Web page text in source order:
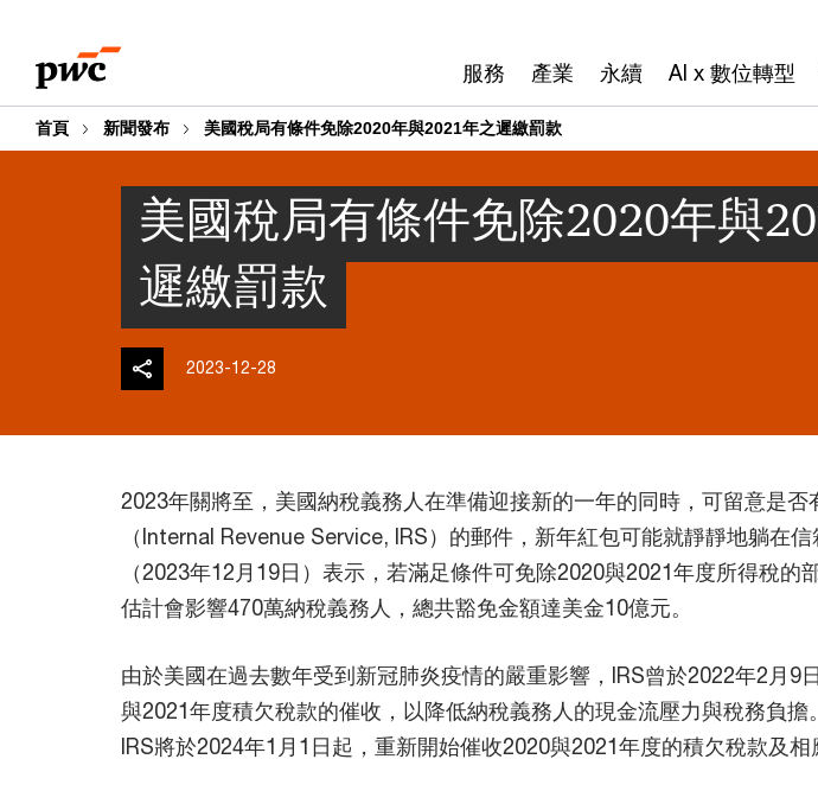
content
footer
服務 產業 永續 AI x 數位轉型
首頁 新聞發布 美國稅局有條件免除2020年與2021年之遲繳罰款
美國稅局有條件免除2020年與
遲繳罰款
2023-12-28
2023年關將至，美國納稅義務人在準備迎接新的一年的同時，可留意是否
（Internal Revenue Service, IRS）的郵件，新年紅包可能就靜靜地躺在
（2023年12月19日）表示，若滿足條件可免除2020與2021年度所得稅的
估計會影響470萬納稅義務人，總共豁免金額達美金10億元。
由於美國在過去數年受到新冠肺炎疫情的嚴重影響，IRS曾於2022年2月9
與2021年度積欠稅款的催收，以降低納稅義務人的現金流壓力與稅務負擔
IRS將於2024年1月1日起，重新開始催收2020與2021年度的積欠稅款及相